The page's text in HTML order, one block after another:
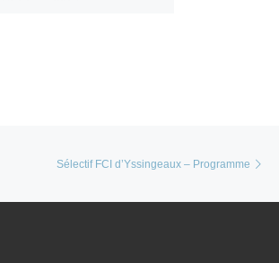
Sélectif FCI d’Yssingeaux – Programme